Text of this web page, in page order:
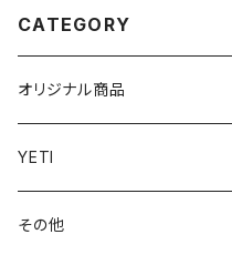
CATEGORY
オリジナル商品
YETI
その他